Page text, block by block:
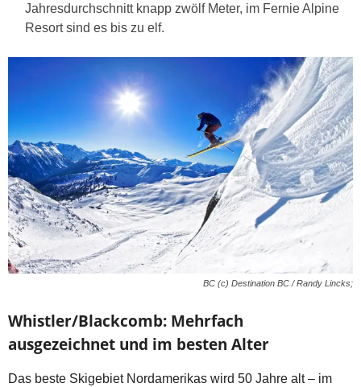
Jahresdurchschnitt knapp zwölf Meter, im Fernie Alpine
Resort sind es bis zu elf.
BC (c) Destination BC / Randy Lincks;
Whistler/Blackcomb: Mehrfach
ausgezeichnet und im besten Alter
Das beste Skigebiet Nordamerikas wird 50 Jahre alt – im